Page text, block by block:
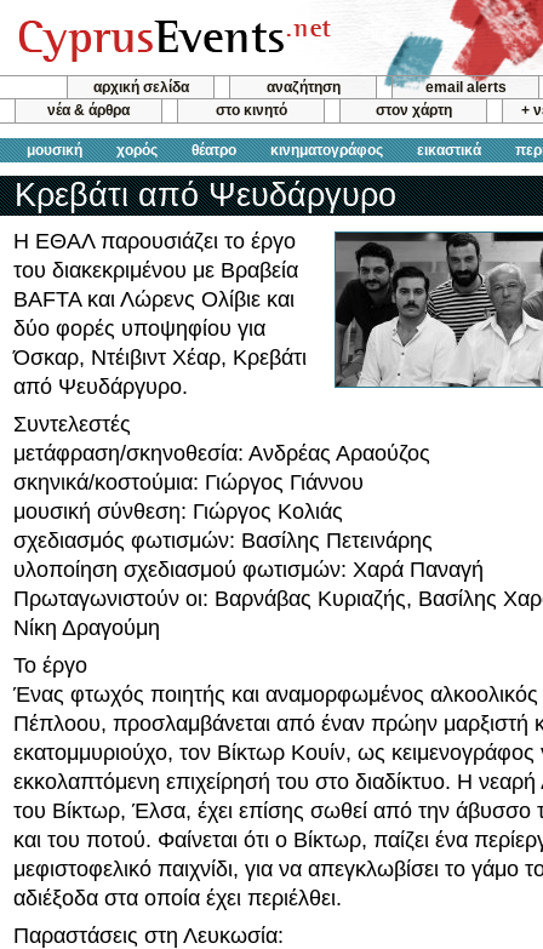
αρχική σελίδα αναζήτηση
email alerts
νέα & άρθρα
στο κινητό στον χάρτη +
μουσική χορός θέατρο κινηματογράφος εικαστικά
Κρεβάτι από Ψευδάργυρο
Η ΕΘΑΛ παρουσιάζει το έργο
του διακεκριμένου με Βραβεία
BAFTA και Λώρενς Ολίβιε και
δύο φορές υποψηφίου για
Όσκαρ, Ντέιβιντ Χέαρ, Κρεβάτι
από Ψευδάργυρο.
Συντελεστές
μετάφραση/σκηνοθεσία: Ανδρέας Αραούζος
σκηνικά/κοστούμια: Γιώργος Γιάννου
μουσική σύνθεση: Γιώργος Κολιάς
σχεδιασμός φωτισμών: Βασίλης Πετεινάρης
υλοποίηση σχεδιασμού φωτισμών: Χαρά Παναγή
Πρωταγωνιστούν οι: Βαρνάβας Κυριαζής, Βασίλης
Νίκη Δραγούμη
Το έργο
Ένας φτωχός ποιητής και αναμορφωμένος
Πέπλοου, προσλαμβάνεται από έναν πρώην μαρξιστή
εκατομμυριούχο, τον Βίκτωρ Κουίν, ως κειμενογράφος
εκκολαπτόμενη επιχείρησή του στο διαδίκτυο. Η
του Βίκτωρ, Έλσα, έχει επίσης σωθεί από την άβυσσο
και του ποτού. Φαίνεται ότι ο Βίκτωρ, παίζει ένα
μεφιστοφελικό παιχνίδι, για να απεγκλωβίσει το γάμο
αδιέξοδα στα οποία έχει περιέλθει.
Παραστάσεις στη Λευκωσία: